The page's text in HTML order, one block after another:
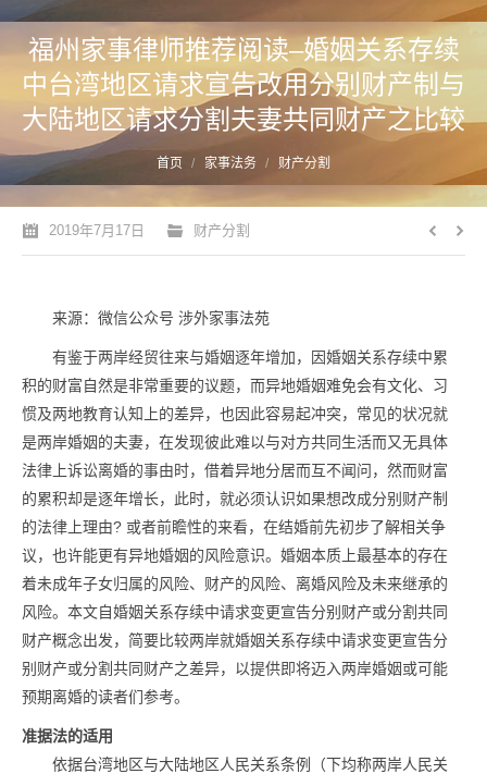
福州家事律师推荐阅读–婚姻关系存续
中台湾地区请求宣告改用分别财产制与
大陆地区请求分割夫妻共同财产之比较
您的位置： 首页 家事法务 财产分割
2019年7月17日 财产分割
来源：微信公众号 涉外家事法苑
有鉴于两岸经贸往来与婚姻逐年增加，因婚姻关系存续中累
积的财富自然是非常重要的议题，而异地婚姻难免会有文化、习
惯及两地教育认知上的差异，也因此容易起冲突，常见的状况就
是两岸婚姻的夫妻，在发现彼此难以与对方共同生活而又无具体
法律上诉讼离婚的事由时，借着异地分居而互不闻问，然而财富
的累积却是逐年增长，此时，就必须认识如果想改成分别财产制
的法律上理由? 或者前瞻性的来看，在结婚前先初步了解相关争
议，也许能更有异地婚姻的风险意识。婚姻本质上最基本的存在
着未成年子女归属的风险、财产的风险、离婚风险及未来继承的
风险。本文自婚姻关系存续中请求变更宣告分别财产或分割共同
财产概念出发，简要比较两岸就婚姻关系存续中请求变更宣告分
别财产或分割共同财产之差异，以提供即将迈入两岸婚姻或可能
预期离婚的读者们参考。
准据法的适用
依据台湾地区与大陆地区人民关系条例（下均称两岸人民关